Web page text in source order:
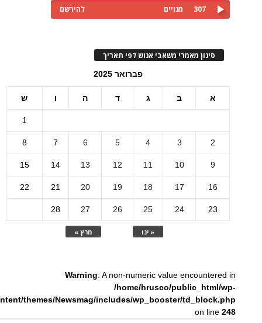
307 מנויים להירשם
סינון מאמרי משאבי אנוש לפי תאריך
פברואר 2025
א ב ג ד ה ו ש
« ינו מרץ »
1
2
3
4
5
6
7
8
9
10
11
12
13
14
15
16
17
18
19
20
21
22
23
24
25
26
27
28
Warning: A non-numeric value encountered in
/home/hrusco/public_html/wp-
themes/Newsmag/includes/wp_booster/td_block.php
on line248